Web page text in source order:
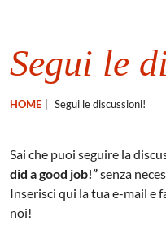
Segui le
HOME Segui le discussioni!
Sai che puoi seguire la
did a good job!”senza
Inserisci qui la tua e-mail e
noi!